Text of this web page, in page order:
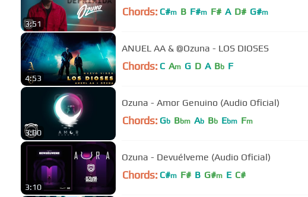
3:51
Chords: C#m B F#m F# A D# G#m
4:53
ANUEL AA & @Ozuna - LOS DIOSES
Chords: C Am G D A Bb F
3:00
Ozuna - Amor Genuino (Audio Oficial)
Chords: Gb Bbm Ab Bb Ebm Fm
3:10
Ozuna - Devuélveme (Audio Oficial)
Chords: C#m F# B G#m E C#